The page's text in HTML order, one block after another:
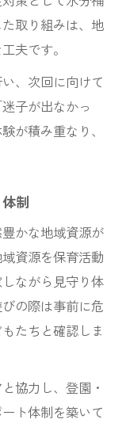
取り組みは、地
夫です。
、次回に向けて
子が出なかっ
が積み重なり、
制
かな地域資源が
資源を保育活動
ながら見守り体
の際は事前に危
たちと確認しま
協力し、登園・
ト体制を築いて